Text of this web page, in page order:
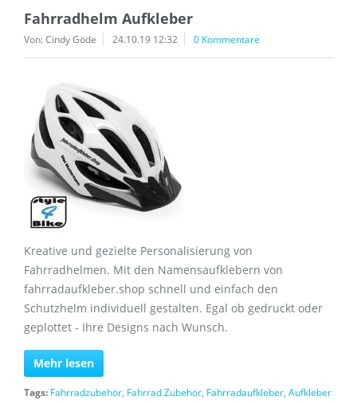
Fahrradhelm Aufkleber
Von: Cindy Göde 24.10.19 12:32 0 Kommentare
Kreative und gezielte Personalisierung von
Fahrradhelmen. Mit den Namensaufklebern von
fahrradaufkleber.shop schnell und einfach den
Schutzhelm individuell gestalten. Egal ob gedruckt oder
geplottet - Ihre Designs nach Wunsch.
Mehr lesen
Tags: Fahrradzubehör, Fahrrad Zubehör, Fahrradaufkleber, Aufkleber